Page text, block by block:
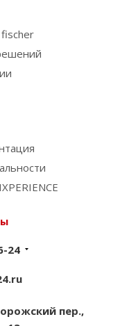
24
пер.,